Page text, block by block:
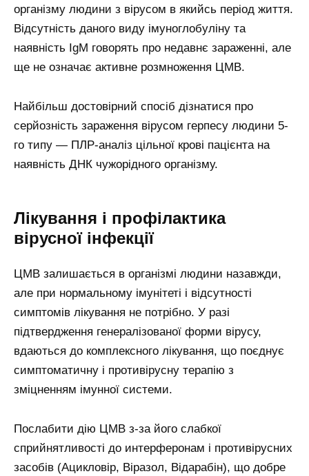
організму людини з вірусом в якийсь період життя.
Відсутність даного виду імуноглобуліну та
наявність IgM говорять про недавнє зараженні, але
ще не означає активне розмноження ЦМВ.
Найбільш достовірний спосіб дізнатися про
серйозність зараження вірусом герпесу людини 5-
го типу — ПЛР-аналіз цільної крові пацієнта на
наявність ДНК чужорідного організму.
Лікування і профілактика
вірусної інфекції
ЦМВ залишається в організмі людини назавжди,
але при нормальному імунітеті і відсутності
симптомів лікування не потрібно. У разі
підтвердження генералізованої форми вірусу,
вдаються до комплексного лікування, що поєднує
симптоматичну і противірусну терапію з
зміцненням імунної системи.
Послабити дію ЦМВ з-за його слабкої
сприйнятливості до интерферонам і противірусних
засобів (Ацикловір, Віразол, Відарабін), що добре